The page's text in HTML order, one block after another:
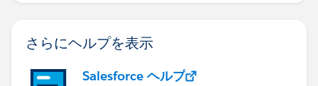
さらにヘルプを表示
Salesforce ヘルプ